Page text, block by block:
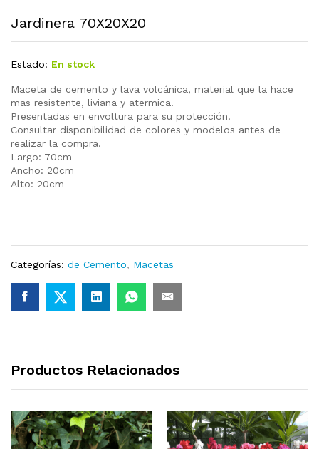
Jardinera 70X20X20
Estado: En stock
Maceta de cemento y lava volcánica, material que la hace
mas resistente, liviana y atermica.
Presentadas en envoltura para su protección.
Consultar disponibilidad de colores y modelos antes de
realizar la compra.
Largo: 70cm
Ancho: 20cm
Alto: 20cm
Categorías: de Cemento, Macetas
Productos Relacionados